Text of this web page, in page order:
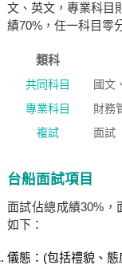
文、英文，專業科目
績70%，任一科目零
類科
共同科目
國文
專業科目
財務
複試
面試
台船面試項目
面試佔總成績30%，
如下：
儀態：(包括禮貌、態